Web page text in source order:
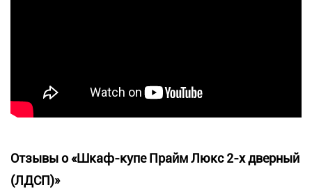
Отзывы о «Шкаф-купе Прайм Люкс 2-х дверный
(ЛДСП)»